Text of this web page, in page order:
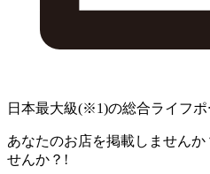
日本最大級(※1)の総合ライフポ
あなたのお店を掲載しませんか
せんか？!